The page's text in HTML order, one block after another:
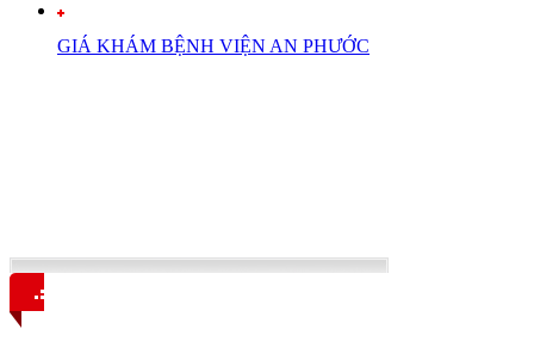
GIÁ KHÁM BỆNH VIỆN AN PHƯỚC